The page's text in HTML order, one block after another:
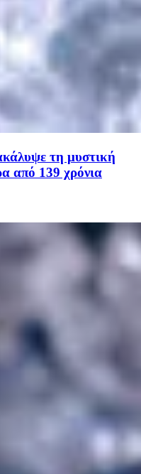
τη μυστική
από 139 χρόνια